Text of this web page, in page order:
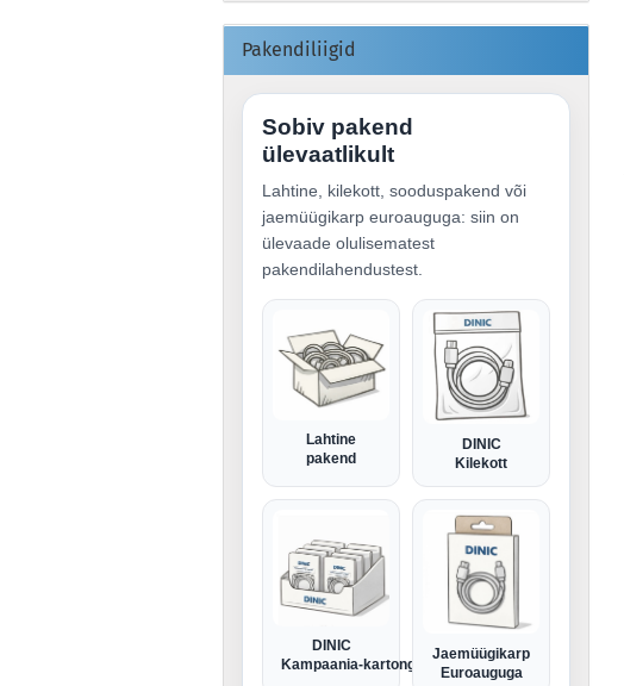
Pakendiliigid
Sobiv pakend
ülevaatlikult
Lahtine, kilekott, sooduspakend või
jaemüügikarp euroauguga: siin on
ülevaade olulisematest
pakendilahendustest.
Lahtine
pakend
DINIC
Kilekott
DINIC
Kampaania-kartong
Jaemüügikarp
Euroauguga